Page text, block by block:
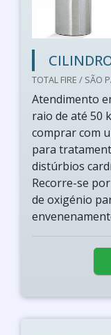
TOTAL FIRE / SÃO
Atendimento
raio de até 50
comprar com
para
distúrbios
Recorre-se
de oxigénio